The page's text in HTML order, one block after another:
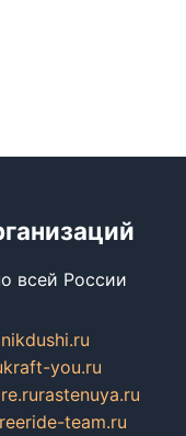
всей России
kraft-you.ru
rastenuya.ru
team.ru